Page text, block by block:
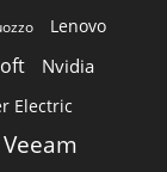
Lenovo
Nvidia
Electric
Veeam